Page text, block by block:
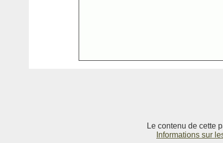
Le contenu de cette
Informations sur